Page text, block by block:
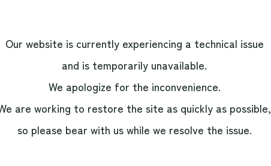
Our website is currently experiencing a technical issue
and is temporarily unavailable.
We apologize for the inconvenience.
are working to restore the site as quickly as possible,
so please bear with us while we resolve the issue.